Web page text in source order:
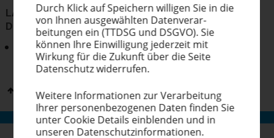
LACK QUETSCHT SPEZIELL IN DEN SCHENKEL DER
DREIECKE
Gewebe winkeln (45°) Motive gegeneinander stellen,
denn sonst wird immer ein Schenkel quetschen
NACH OBEN
Durch Klick auf Speichern willigen Sie in die
von Ihnen ausge­wählten Datenverar-
beitungen ein (TTDSG und DSGVO). Sie
können Ihre Einwil­ligung jederzeit mit
Wirkung für die Zukunft über die Seite
Datenschutz widerrufen.
Weitere Infor­ma­tionen zur Verar­beitung
Ihrer perso­nen­be­zo­genen Daten finden Sie
unter Cookie Details einblenden und in
unseren Daten­schutz­in­for­ma­tionen.